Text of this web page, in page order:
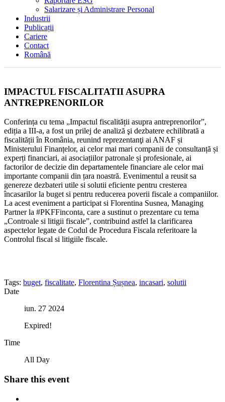
Salarizare și Administrare Personal
Industrii
Publicații
Cariere
Contact
Română
IMPACTUL FISCALITATII ASUPRA
ANTREPRENORILOR
Conferința cu tema „Impactul fiscalității asupra antreprenorilor”,
ediția a III-a, a fost un prilej de analiză şi dezbatere echilibrată a
fiscalității în România, reunind reprezentanţi ai ANAF și
Ministerului Finanțelor, ai celor mai mari companii de consultanță și
experți financiari, ai asociațiilor patronale și profesionale, ai
factorilor de decizie din departamentele financiare ale celor mai
importante companii din țara noastră. Evenimentul a reusit sa
genereze dezbateri utile si solutii eficiente pentru cresterea
încasarilor la buget si pentru reducerea poverii fiscale a companiilor.
La acest eveniment a participat si Florentina Susnea, Managing
Partner la #PKFFinconta, care a sustinut o prezentare cu tema
„Controale si litigii fiscale”, contribuind astfel la clarificarea
aspectelor legate de Codul de Procedura Fiscala referitoare la
Controlul fiscal si litigiile fiscale.
Tags: buget, fiscalitate, Florentina Șușnea, incasari, solutii
Date
iun. 27 2024
Expired!
Time
All Day
Share this event